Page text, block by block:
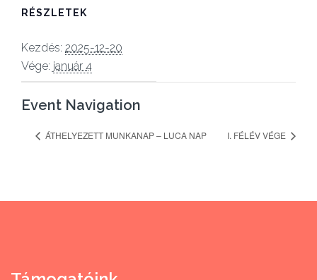
RÉSZLETEK
Kezdés: 2025-12-20
Vége: január 4
Event Navigation
ÁTHELYEZETT MUNKANAP – LUCA NAP I. FÉLÉV VÉGE